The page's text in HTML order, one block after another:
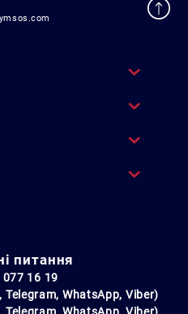
питання
16 19
WhatsApp, Viber)